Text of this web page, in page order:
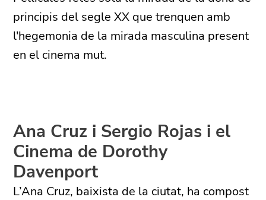
principis del segle XX que trenquen amb
l'hegemonia de la mirada masculina present
en el cinema mut.
Ana Cruz i Sergio Rojas i el
Cinema de Dorothy
Davenport
L’Ana Cruz, baixista de la ciutat, ha compost